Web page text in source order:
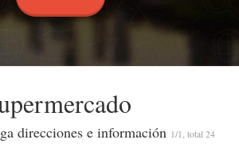
direcciones e información 1/1, total 24